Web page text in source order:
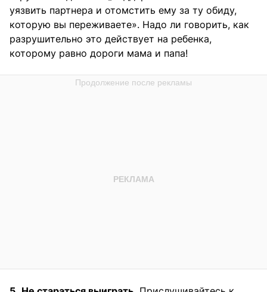
уязвить партнера и отомстить ему за ту обиду,
которую вы переживаете». Надо ли говорить, как
разрушительно это действует на ребенка,
которому равно дороги мама и папа!